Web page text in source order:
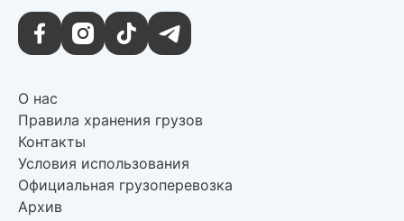
О нас
Правила хранения грузов
Контакты
Условия использования
Официальная грузоперевозка
Архив